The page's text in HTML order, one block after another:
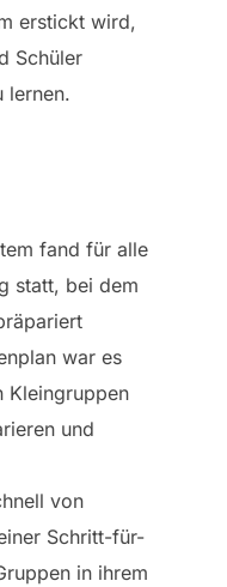
erstickt wird,
Schüler
lernen.
fand für alle
statt, bei dem
war es
Kleingruppen
und
von
Schritt-für-
in ihrem